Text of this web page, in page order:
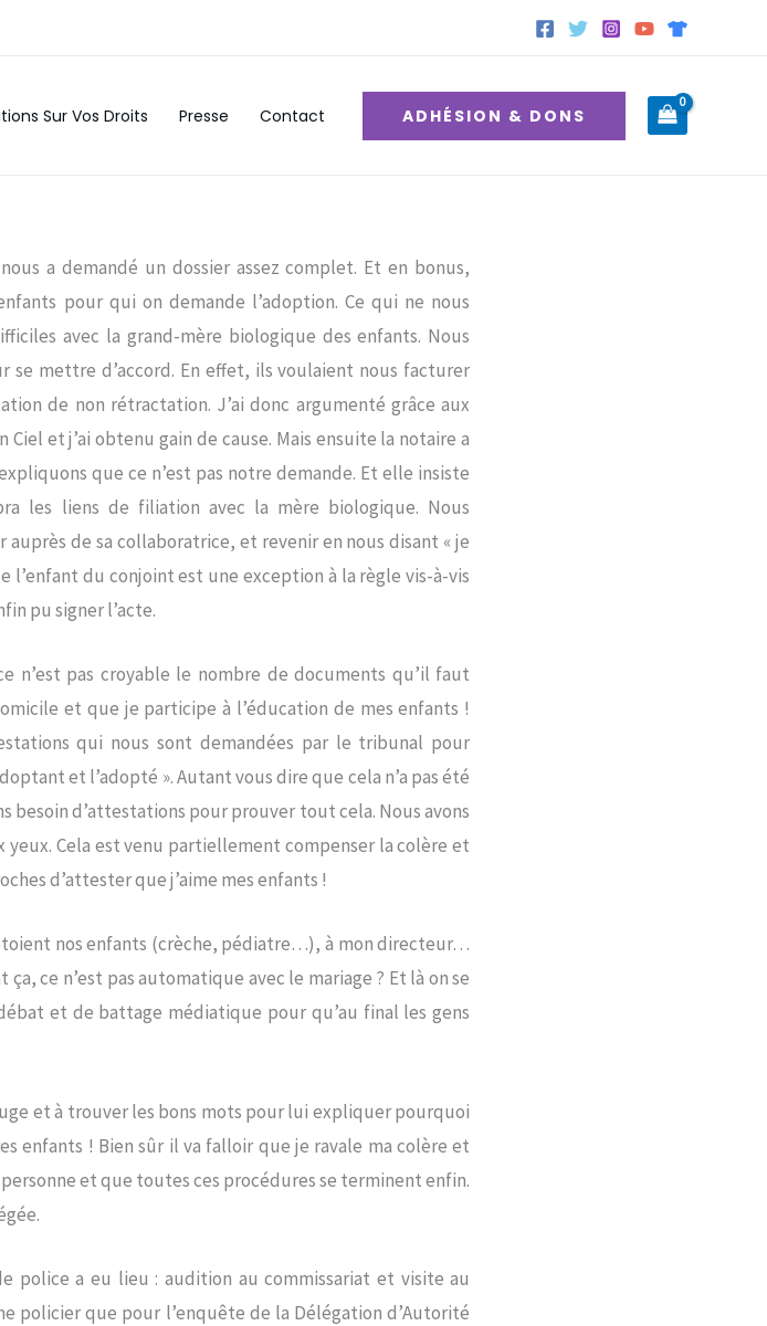
Sur Vos Droits Presse Contact ADHÉSION & DONS
a demandé un dossier assez complet. Et en bonus,
pour qui on demande l’adoption. Ce qui ne nous
avec la grand-mère biologique des enfants. Nous
se mettre d’accord. En effet, ils voulaient nous facturer
de non rétractation. J’ai donc argumenté grâce aux
Ciel et j’ai obtenu gain de cause. Mais ensuite la notaire a
que ce n’est pas notre demande. Et elle insiste
les liens de filiation avec la mère biologique. Nous
de sa collaboratrice, et revenir en nous disant « je
l’enfant du conjoint est une exception à la règle vis-à-vis
pu signer l’acte.
n’est pas croyable le nombre de documents qu’il faut
et que je participe à l’éducation de mes enfants !
qui nous sont demandées par le tribunal pour
et l’adopté ». Autant vous dire que cela n’a pas été
besoin d’attestations pour prouver tout cela. Nous avons
yeux. Cela est venu partiellement compenser la colère et
d’attester que j’aime mes enfants !
nos enfants (crèche, pédiatre…), à mon directeur…
ce n’est pas automatique avec le mariage ? Et là on se
et de battage médiatique pour qu’au final les gens
et à trouver les bons mots pour lui expliquer pourquoi
enfants ! Bien sûr il va falloir que je ravale ma colère et
et que toutes ces procédures se terminent enfin.
police a eu lieu : audition au commissariat et visite au
policier que pour l’enquête de la Délégation d’Autorité